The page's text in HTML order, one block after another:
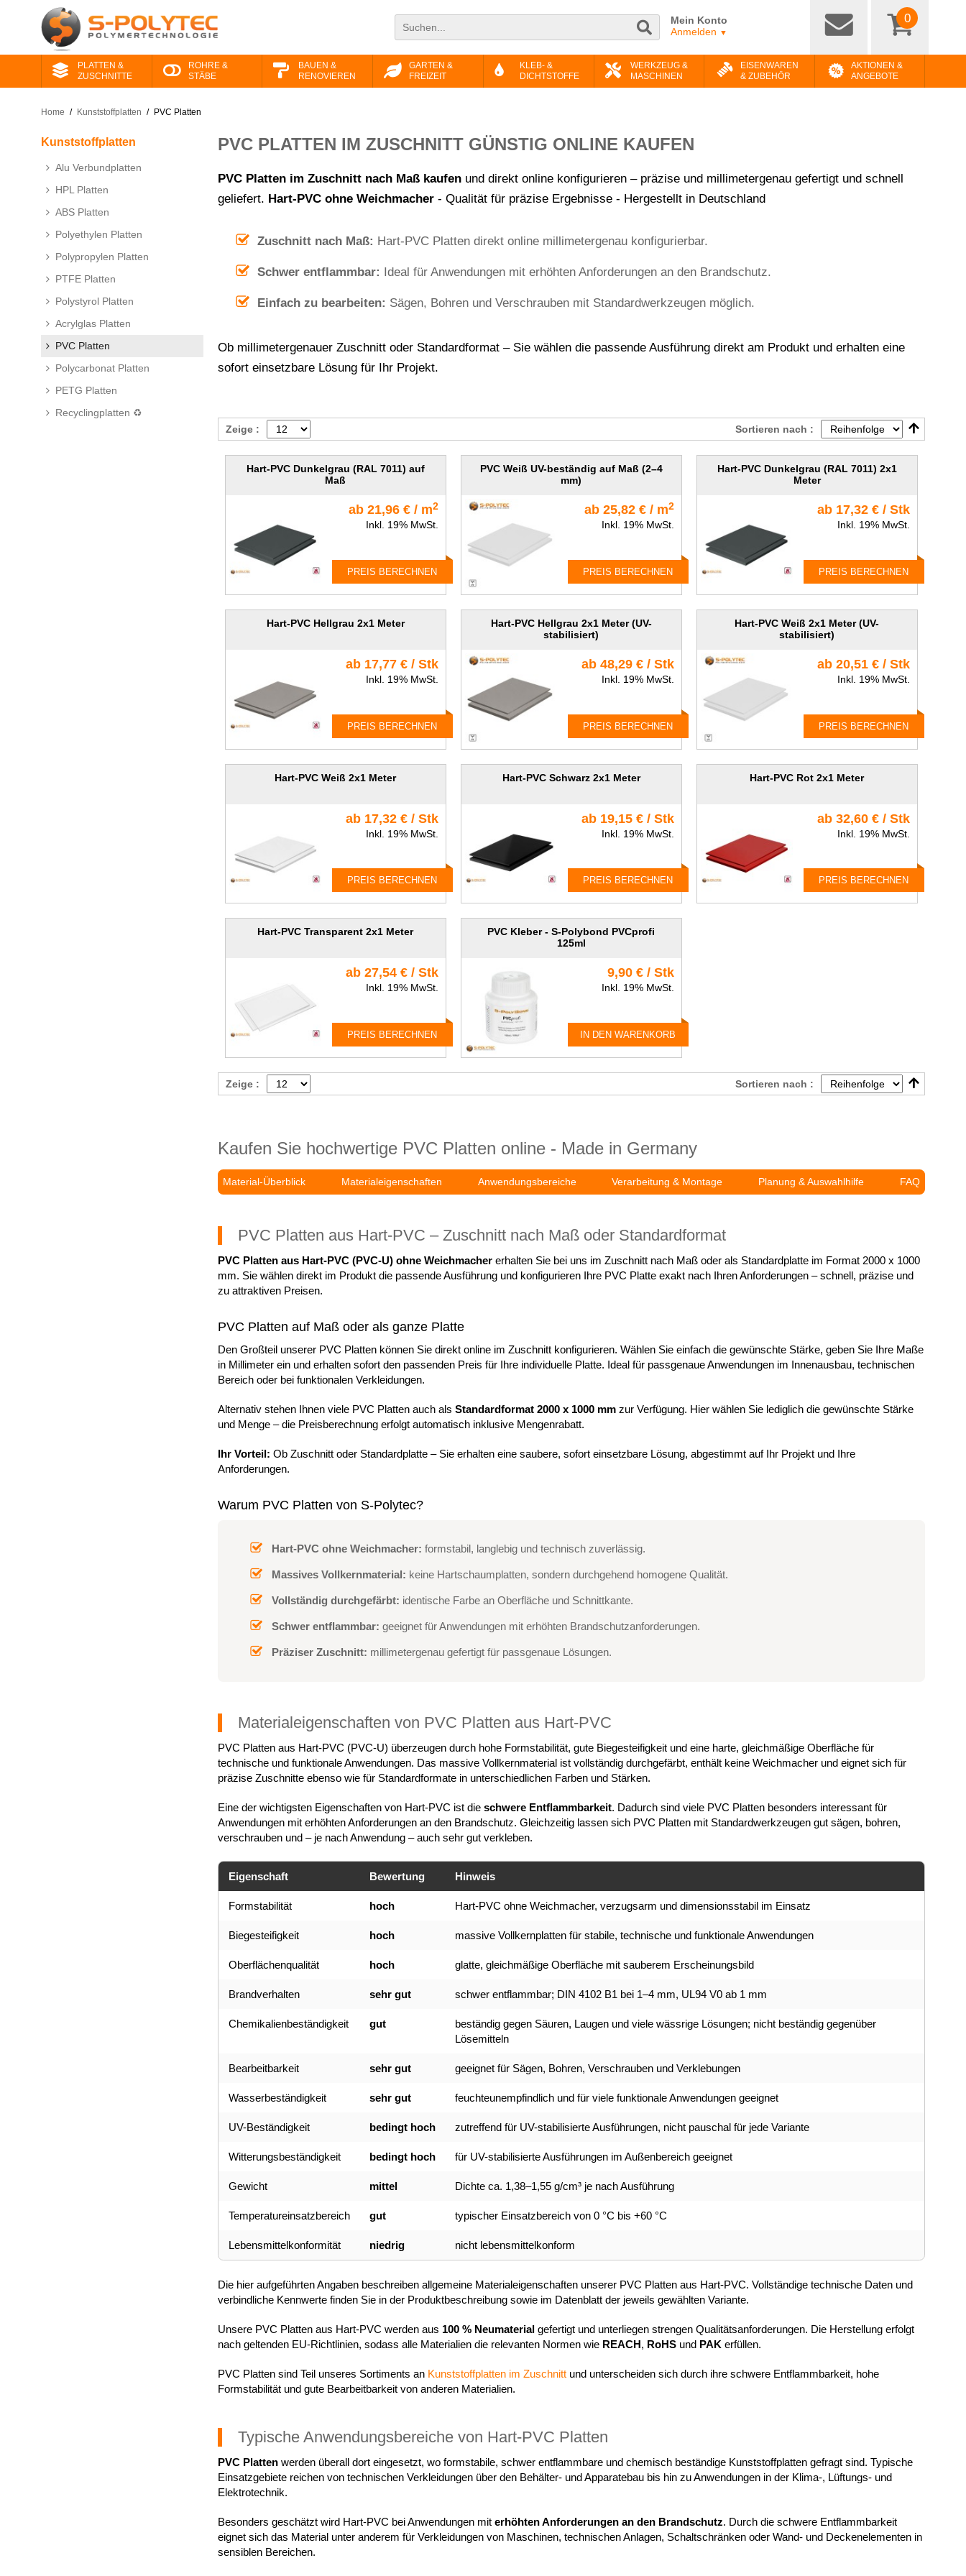
Mein Konto
Anmelden ▼
0
PLATTEN &
ZUSCHNITTE
ROHRE &
STÄBE
BAUEN &
RENOVIEREN
GARTEN &
FREIZEIT
KLEB- &
DICHTSTOFFE
WERKZEUG &
MASCHINEN
EISENWAREN
& ZUBEHÖR
AKTIONEN &
ANGEBOTE
Home / Kunststoffplatten / PVC Platten
Kunststoffplatten
Alu Verbundplatten
HPL Platten
ABS Platten
Polyethylen Platten
Polypropylen Platten
PTFE Platten
Polystyrol Platten
Acrylglas Platten
PVC Platten
Polycarbonat Platten
PETG Platten
Recyclingplatten ♻
PVC PLATTEN IM ZUSCHNITT GÜNSTIG ONLINE KAUFEN
PVC Platten im Zuschnitt nach Maß kaufen und direkt online konfigurieren – präzise und millimetergenau gefertigt und schnell
geliefert. Hart-PVC ohne Weichmacher - Qualität für präzise Ergebnisse - Hergestellt in Deutschland
Zuschnitt nach Maß: Hart-PVC Platten direkt online millimetergenau konfigurierbar.
Schwer entflammbar: Ideal für Anwendungen mit erhöhten Anforderungen an den Brandschutz.
Einfach zu bearbeiten: Sägen, Bohren und Verschrauben mit Standardwerkzeugen möglich.
Ob millimetergenauer Zuschnitt oder Standardformat – Sie wählen die passende Ausführung direkt am Produkt und erhalten eine
sofort einsetzbare Lösung für Ihr Projekt.
Zeige : Sortieren nach :
Hart-PVC Dunkelgrau (RAL 7011) auf
Maß
ab 21,96 € / m2
Inkl. 19% MwSt.
PREIS BERECHNEN
PVC Weiß UV-beständig auf Maß (2–4
mm)
ab 25,82 € / m2
Inkl. 19% MwSt.
PREIS BERECHNEN
Hart-PVC Dunkelgrau (RAL 7011) 2x1
Meter
ab 17,32 € / Stk
Inkl. 19% MwSt.
PREIS BERECHNEN
Hart-PVC Hellgrau 2x1 Meter
ab 17,77 € / Stk
Inkl. 19% MwSt.
PREIS BERECHNEN
Hart-PVC Hellgrau 2x1 Meter (UV-
stabilisiert)
ab 48,29 € / Stk
Inkl. 19% MwSt.
PREIS BERECHNEN
Hart-PVC Weiß 2x1 Meter (UV-
stabilisiert)
ab 20,51 € / Stk
Inkl. 19% MwSt.
PREIS BERECHNEN
Hart-PVC Weiß 2x1 Meter
ab 17,32 € / Stk
Inkl. 19% MwSt.
PREIS BERECHNEN
Hart-PVC Schwarz 2x1 Meter
ab 19,15 € / Stk
Inkl. 19% MwSt.
PREIS BERECHNEN
Hart-PVC Rot 2x1 Meter
ab 32,60 € / Stk
Inkl. 19% MwSt.
PREIS BERECHNEN
Hart-PVC Transparent 2x1 Meter
ab 27,54 € / Stk
Inkl. 19% MwSt.
PREIS BERECHNEN
PVC Kleber - S-Polybond PVCprofi
125ml
9,90 € / Stk
Inkl. 19% MwSt.
IN DEN WARENKORB
Zeige : Sortieren nach :
Kaufen Sie hochwertige PVC Platten online - Made in Germany
Material-Überblick Materialeigenschaften Anwendungsbereiche Verarbeitung & Montage Planung & Auswahlhilfe FAQ
PVC Platten aus Hart-PVC – Zuschnitt nach Maß oder Standardformat
PVC Platten aus Hart-PVC (PVC-U) ohne Weichmacher erhalten Sie bei uns im Zuschnitt nach Maß oder als Standardplatte im Format 2000 x 1000
mm. Sie wählen direkt im Produkt die passende Ausführung und konfigurieren Ihre PVC Platte exakt nach Ihren Anforderungen – schnell, präzise und
zu attraktiven Preisen.
PVC Platten auf Maß oder als ganze Platte
Den Großteil unserer PVC Platten können Sie direkt online im Zuschnitt konfigurieren. Wählen Sie einfach die gewünschte Stärke, geben Sie Ihre Maße
in Millimeter ein und erhalten sofort den passenden Preis für Ihre individuelle Platte. Ideal für passgenaue Anwendungen im Innenausbau, technischen
Bereich oder bei funktionalen Verkleidungen.
Alternativ stehen Ihnen viele PVC Platten auch als Standardformat 2000 x 1000 mm zur Verfügung. Hier wählen Sie lediglich die gewünschte Stärke
und Menge – die Preisberechnung erfolgt automatisch inklusive Mengenrabatt.
Ihr Vorteil: Ob Zuschnitt oder Standardplatte – Sie erhalten eine saubere, sofort einsetzbare Lösung, abgestimmt auf Ihr Projekt und Ihre
Anforderungen.
Warum PVC Platten von S-Polytec?
Hart-PVC ohne Weichmacher: formstabil, langlebig und technisch zuverlässig.
Massives Vollkernmaterial: keine Hartschaumplatten, sondern durchgehend homogene Qualität.
Vollständig durchgefärbt: identische Farbe an Oberfläche und Schnittkante.
Schwer entflammbar: geeignet für Anwendungen mit erhöhten Brandschutzanforderungen.
Präziser Zuschnitt: millimetergenau gefertigt für passgenaue Lösungen.
Materialeigenschaften von PVC Platten aus Hart-PVC
PVC Platten aus Hart-PVC (PVC-U) überzeugen durch hohe Formstabilität, gute Biegesteifigkeit und eine harte, gleichmäßige Oberfläche für
technische und funktionale Anwendungen. Das massive Vollkernmaterial ist vollständig durchgefärbt, enthält keine Weichmacher und eignet sich für
präzise Zuschnitte ebenso wie für Standardformate in unterschiedlichen Farben und Stärken.
Eine der wichtigsten Eigenschaften von Hart-PVC ist die schwere Entflammbarkeit. Dadurch sind viele PVC Platten besonders interessant für
Anwendungen mit erhöhten Anforderungen an den Brandschutz. Gleichzeitig lassen sich PVC Platten mit Standardwerkzeugen gut sägen, bohren,
verschrauben und – je nach Anwendung – auch sehr gut verkleben.
Eigenschaft Bewertung Hinweis
Formstabilität hoch Hart-PVC ohne Weichmacher, verzugsarm und dimensionsstabil im Einsatz
Biegesteifigkeit hoch massive Vollkernplatten für stabile, technische und funktionale Anwendungen
Oberflächenqualität hoch glatte, gleichmäßige Oberfläche mit sauberem Erscheinungsbild
Brandverhalten sehr gut schwer entflammbar; DIN 4102 B1 bei 1–4 mm, UL94 V0 ab 1 mm
Chemikalienbeständigkeit gut
beständig gegen Säuren, Laugen und viele wässrige Lösungen; nicht beständig gegenüber
Lösemitteln
Bearbeitbarkeit sehr gut geeignet für Sägen, Bohren, Verschrauben und Verklebungen
Wasserbeständigkeit sehr gut feuchteunempfindlich und für viele funktionale Anwendungen geeignet
UV-Beständigkeit bedingt hoch zutreffend für UV-stabilisierte Ausführungen, nicht pauschal für jede Variante
Witterungsbeständigkeit bedingt hoch für UV-stabilisierte Ausführungen im Außenbereich geeignet
Gewicht mittel Dichte ca. 1,38–1,55 g/cm³ je nach Ausführung
Temperatureinsatzbereich gut typischer Einsatzbereich von 0 °C bis +60 °C
Lebensmittelkonformität niedrig nicht lebensmittelkonform
Die hier aufgeführten Angaben beschreiben allgemeine Materialeigenschaften unserer PVC Platten aus Hart-PVC. Vollständige technische Daten und
verbindliche Kennwerte finden Sie in der Produktbeschreibung sowie im Datenblatt der jeweils gewählten Variante.
Unsere PVC Platten aus Hart-PVC werden aus 100 % Neumaterial gefertigt und unterliegen strengen Qualitätsanforderungen. Die Herstellung erfolgt
nach geltenden EU-Richtlinien, sodass alle Materialien die relevanten Normen wie REACH, RoHS und PAK erfüllen.
PVC Platten sind Teil unseres Sortiments an Kunststoffplatten im Zuschnitt und unterscheiden sich durch ihre schwere Entflammbarkeit, hohe
Formstabilität und gute Bearbeitbarkeit von anderen Materialien.
Typische Anwendungsbereiche von Hart-PVC Platten
PVC Platten werden überall dort eingesetzt, wo formstabile, schwer entflammbare und chemisch beständige Kunststoffplatten gefragt sind. Typische
Einsatzgebiete reichen von technischen Verkleidungen über den Behälter- und Apparatebau bis hin zu Anwendungen in der Klima-, Lüftungs- und
Elektrotechnik.
Besonders geschätzt wird Hart-PVC bei Anwendungen mit erhöhten Anforderungen an den Brandschutz. Durch die schwere Entflammbarkeit
eignet sich das Material unter anderem für Verkleidungen von Maschinen, technischen Anlagen, Schaltschränken oder Wand- und Deckenelementen in
sensiblen Bereichen.